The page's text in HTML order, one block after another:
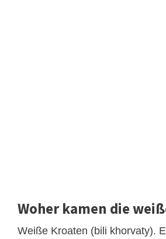
Woher kamen die
Weiße Kroaten (bili khorvaty).